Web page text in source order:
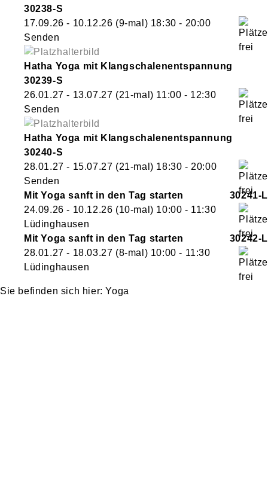
30238-S
17.09.26 - 10.12.26 (9-mal) 18:30 - 20:00
Senden
Hatha Yoga mit Klangschalenentspannung
30239-S
26.01.27 - 13.07.27 (21-mal) 11:00 - 12:30
Senden
Hatha Yoga mit Klangschalenentspannung
30240-S
28.01.27 - 15.07.27 (21-mal) 18:30 - 20:00
Senden
Mit Yoga sanft in den Tag starten
30241-L
24.09.26 - 10.12.26 (10-mal) 10:00 - 11:30
Lüdinghausen
Mit Yoga sanft in den Tag starten
30242-L
28.01.27 - 18.03.27 (8-mal) 10:00 - 11:30
Lüdinghausen
Yoga